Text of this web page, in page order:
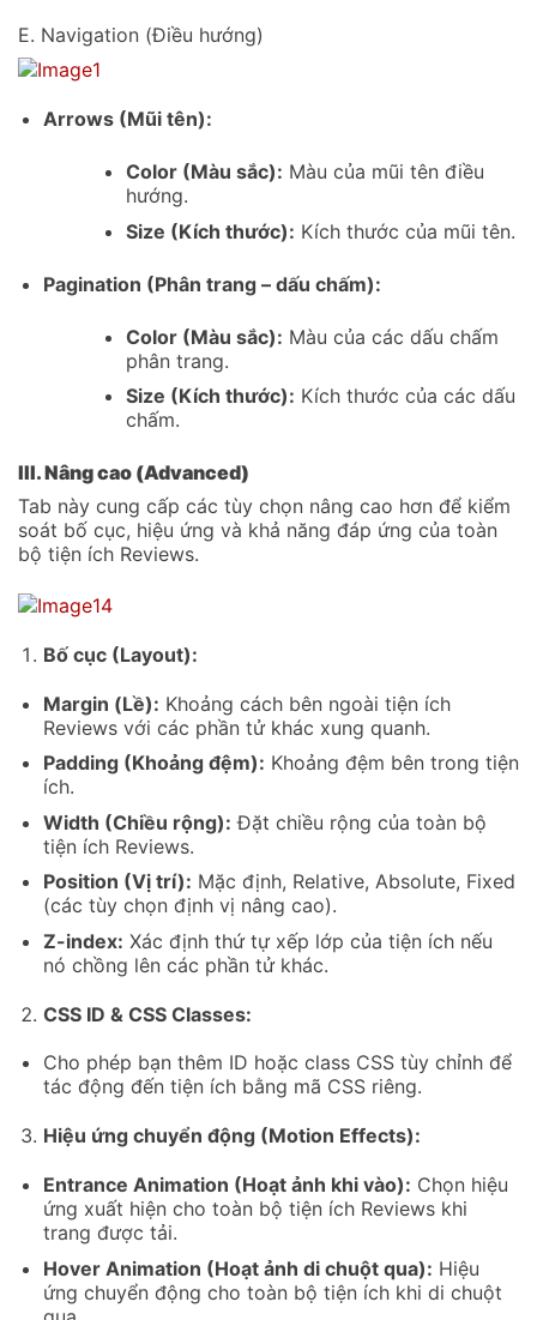
E. Navigation (Điều hướng)
Arrows (Mũi tên):
Color (Màu sắc): Màu của mũi tên điều
hướng.
Size (Kích thước): Kích thước của mũi tên.
Pagination (Phân trang – dấu chấm):
Color (Màu sắc): Màu của các dấu chấm
phân trang.
Size (Kích thước): Kích thước của các dấu
chấm.
III. Nâng cao (Advanced)
Tab này cung cấp các tùy chọn nâng cao hơn để kiểm
soát bố cục, hiệu ứng và khả năng đáp ứng của toàn
bộ tiện ích Reviews.
Bố cục (Layout):
Margin (Lề): Khoảng cách bên ngoài tiện ích
Reviews với các phần tử khác xung quanh.
Padding (Khoảng đệm): Khoảng đệm bên trong tiện
ích.
Width (Chiều rộng): Đặt chiều rộng của toàn bộ
tiện ích Reviews.
Position (Vị trí): Mặc định, Relative, Absolute, Fixed
(các tùy chọn định vị nâng cao).
Z-index: Xác định thứ tự xếp lớp của tiện ích nếu
nó chồng lên các phần tử khác.
CSS ID & CSS Classes:
Cho phép bạn thêm ID hoặc class CSS tùy chỉnh để
tác động đến tiện ích bằng mã CSS riêng.
Hiệu ứng chuyển động (Motion Effects):
Entrance Animation (Hoạt ảnh khi vào): Chọn hiệu
ứng xuất hiện cho toàn bộ tiện ích Reviews khi
trang được tải.
Hover Animation (Hoạt ảnh di chuột qua): Hiệu
ứng chuyển động cho toàn bộ tiện ích khi di chuột